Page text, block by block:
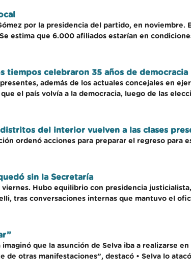
por la presidencia del partido, en noviembre.
estima que 6.000 afiliados estarían en
tiempos celebraron 35 años de democracia
además de los actuales concejales en
el país volvía a la democracia, luego de las
del interior vuelven a las clases
ordenó acciones para preparar el regreso para
sin la Secretaría
Hubo equilibrio con presidencia
tras conversaciones internas que mantuvo el
que la asunción de Selva iba a realizarse
de otras manifestaciones”, destacó • Selva lo